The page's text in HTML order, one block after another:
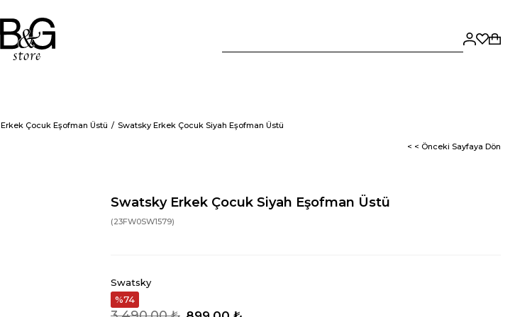
Erkek Çocuk Eşofman Üstü Swatsky Erkek Çocuk Siyah Eşofman Üstü
< < Önceki Sayfaya Dön
Swatsky Erkek Çocuk Siyah Eşofman Üstü
(23FW0SW1579)
Swatsky
74